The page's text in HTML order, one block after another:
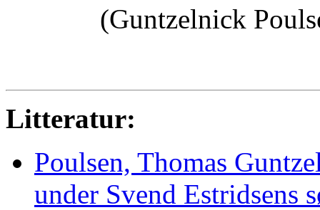
(Guntzelnick
Litteratur:
Poulsen, Thomas
under Svend Estridsens